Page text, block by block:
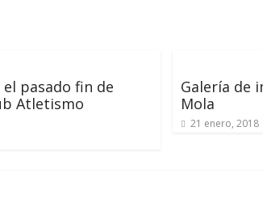
pasado fin de
Atletismo
Galería de
Mola
21 enero, 2018